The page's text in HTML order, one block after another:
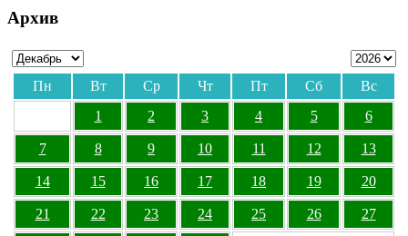
Архив
Пн Вт Ср Чт Пт Сб
Вс
1
2 3 4 5 6
7 8 9 10 11 12 13
14 15 16 17 18 19 20
21 22 23 24 25 26 27